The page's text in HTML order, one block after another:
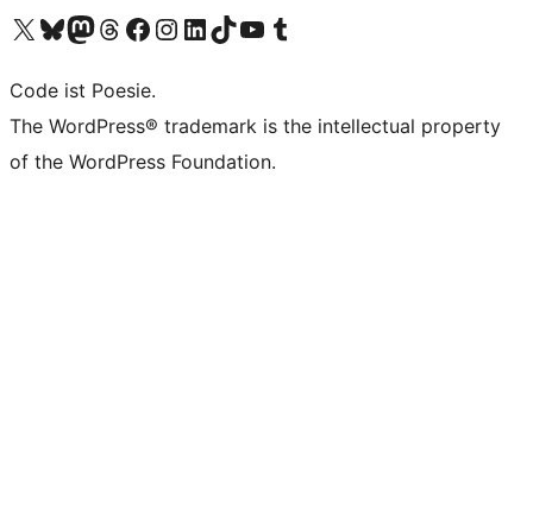
Das X-Konto (früher Twitter) von WordPress.org besuchen
Das Bluesky-Konto von WordPress.org besuchen
Das Mastodon-Konto von WordPress.org besuchen
Das Threads-Konto von WordPress.org besuchen
Die Facebook-Seite von WordPress.org besuchen
Das Instagram-Konto von WordPress.org besuchen
Das LinkedIn-Konto von WordPress.org besuchen
Das TikTok-Konto von WordPress.org besuchen
Den YouTube-Kanal von WordPress.org besuchen
Das Tumblr-Konto von WordPress.org besuchen
Code ist Poesie.
The WordPress® trademark is the intellectual property
of the WordPress Foundation.